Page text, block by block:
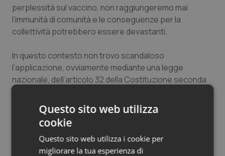
Salute orale & impianti
Sangue & coagulazione
Tiroide
Tumore ovarico
Tumori del Polmone & Testa Collo
perplessità sul vaccino, non raggiungeremo mai
l’immunità di comunità e le conseguenze per la
collettività potrebbero essere devastanti.
In questo contesto non trovo scandaloso
l’applicazione, ovviamente mediante una legge
nazionale, dell’articolo 32 della Costituzione seconda
probanti.
Carlo Palermo
Segretario nazionale Anaao Assomed
Questo sito web utilizza
cookie
Questo sito web utilizza i cookie per
migliorare la tua esperienza di